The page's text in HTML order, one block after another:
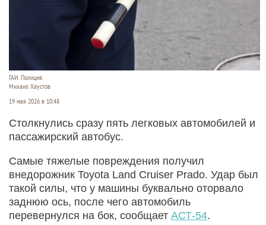
ГАИ. Полиция.
Михаил Хаустов
19 мая 2026 в 10:48
Столкнулись сразу пять легковых автомобилей и
пассажирский автобус.
Самые тяжелые повреждения получил
внедорожник Toyota Land Cruiser Prado. Удар был
такой силы, что у машины буквально оторвало
заднюю ось, после чего автомобиль
перевернулся на бок, сообщает АСТ-54.